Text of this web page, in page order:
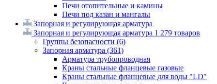
Печи отопительные и камины
Печи под казан и мангалы
Запорная и регулирующая арматура
Запорная и регулирующая арматура 1 279 товаров
Группы безопасности (6)
Запорная арматура (361)
Арматура трубопроводная
Краны стальные фланцевые газовые
Краны стальные фланцевые для воды "LD"